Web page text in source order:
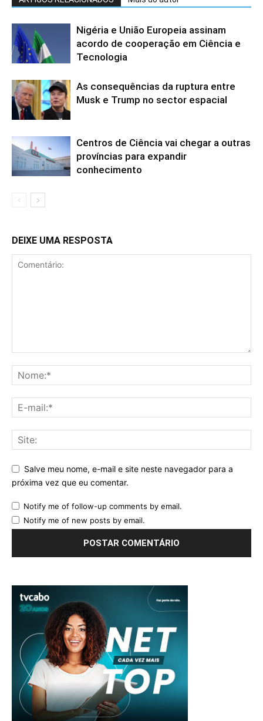
Nigéria e União Europeia assinam
acordo de cooperação em Ciência e
Tecnologia
As consequências da ruptura entre
Musk e Trump no sector espacial
Centros de Ciência vai chegar a outras
províncias para expandir
conhecimento
DEIXE UMA RESPOSTA
Salve meu nome, e-mail e site neste navegador para a
próxima vez que eu comentar.
Notify me of follow-up comments by email.
Notify me of new posts by email.